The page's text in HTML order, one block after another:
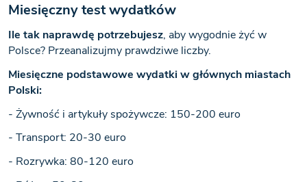
Miesięczny test wydatków
Ile tak naprawdę potrzebujesz, aby wygodnie żyć w
Polsce? Przeanalizujmy prawdziwe liczby.
Miesięczne podstawowe wydatki w głównych miastach
Polski:
- Żywność i artykuły spożywcze: 150-200 euro
- Transport: 20-30 euro
- Rozrywka: 80-120 euro